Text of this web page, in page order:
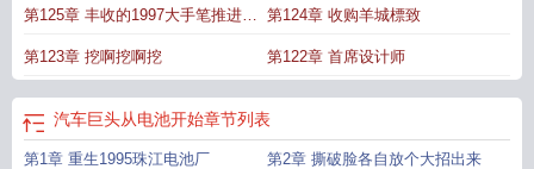
的承诺
第125章 丰收的1997大手笔推进
1998
第124章 收购羊城標致
第123章 挖啊挖啊挖 第122章 首席设计师
汽车巨头从电池开始章节列表
第1章 重生1995珠江电池厂 第2章 撕破脸各自放个大招出来